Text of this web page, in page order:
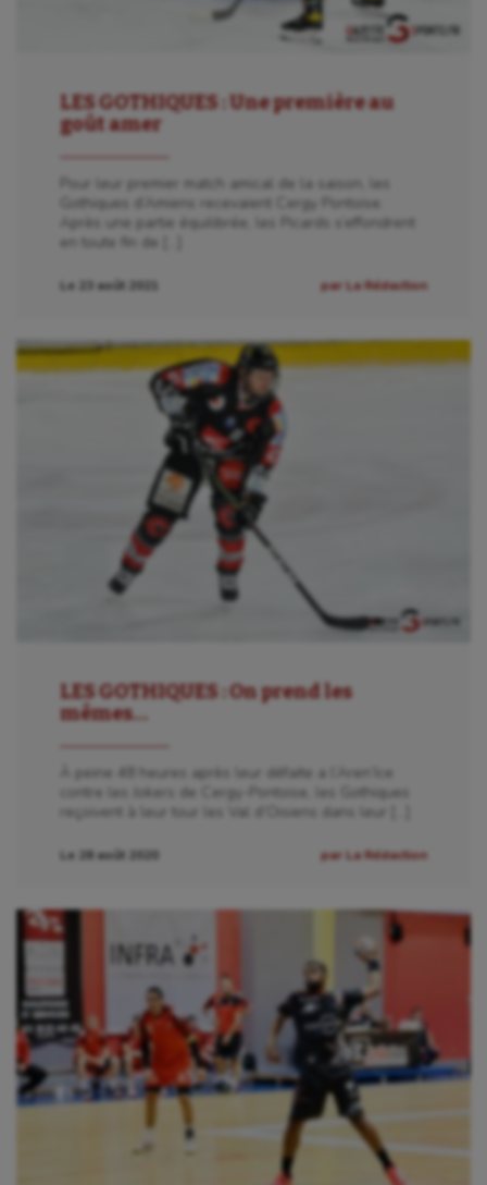
LES GOTHIQUES : Une première au
goût amer
Pour leur premier match amical de la saison, les
Gothiques d’Amiens recevaient Cergy Pontoise.
Après une partie équilibrée, les Picards s’effondrent
en toute fin de […]
Le 23 août 2021 par La Rédaction
LES GOTHIQUES : On prend les
mêmes…
À peine 48 heures après leur défaite a l’Aren’Ice
contre les Jokers de Cergy-Pontoise, les Gothiques
reçoivent à leur tour les Val d’Oisiens dans leur […]
Le 28 août 2020 par La Rédaction